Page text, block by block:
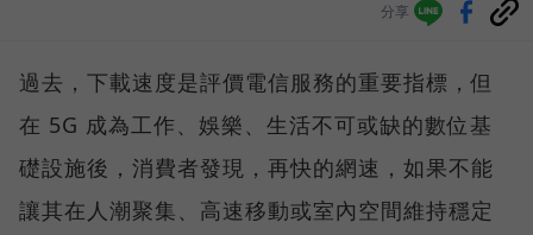
分享
過去，下載速度是評價電信服務的重要指標，但
在 5G 成為工作、娛樂、生活不可或缺的數位基
礎設施後，消費者發現，再快的網速，如果不能
讓其在人潮聚集、高速移動或室內空間維持穩定